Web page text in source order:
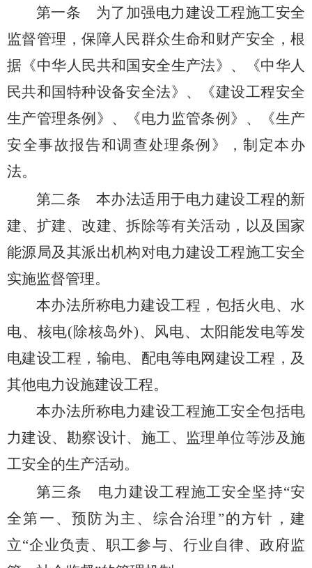
第一条 为了加强电力建设工程施工安全
监督管理，保障人民群众生命和财产安全，根
据《中华人民共和国安全生产法》、《中华人
民共和国特种设备安全法》、《建设工程安全
生产管理条例》、《电力监管条例》、《生产
安全事故报告和调查处理条例》，制定本办
法。
第二条 本办法适用于电力建设工程的新
建、扩建、改建、拆除等有关活动，以及国家
能源局及其派出机构对电力建设工程施工安全
实施监督管理。
本办法所称电力建设工程，包括火电、水
电、核电(除核岛外)、风电、太阳能发电等发
电建设工程，输电、配电等电网建设工程，及
其他电力设施建设工程。
本办法所称电力建设工程施工安全包括电
力建设、勘察设计、施工、监理单位等涉及施
工安全的生产活动。
第三条
电力建设工程施工安全坚持“安
全第一、预防为主、综合治理”的方针，建
立“企业负责、职工参与、行业自律、政府监